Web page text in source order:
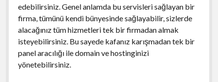
edebilirsiniz. Genel anlamda bu servisleri sağlayan bir
firma, tümünü kendi bünyesinde sağlayabilir, sizlerde
alacağınız tüm hizmetleri tek bir firmadan almak
isteyebilirsiniz. Bu sayede kafanız karışmadan tek bir
panel aracılığı ile domain ve hostinginizi
yönetebilirsiniz.